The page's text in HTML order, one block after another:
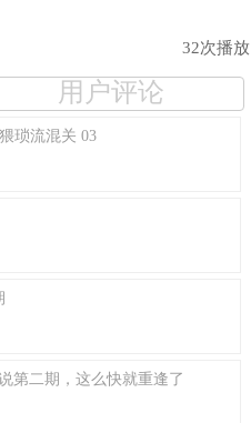
32次播放
用户评论
琐流混关 03
第二期，这么快就重逢了